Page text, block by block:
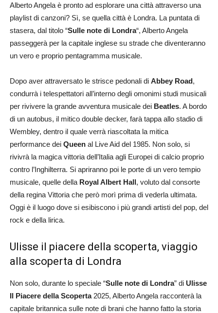
Alberto Angela è pronto ad esplorare una città attraverso una
playlist di canzoni? Sì, se quella città è Londra. La puntata di
stasera, dal titolo “Sulle note di Londra“, Alberto Angela
passeggerà per la capitale inglese su strade che diventeranno
un vero e proprio pentagramma musicale.
Dopo aver attraversato le strisce pedonali di Abbey Road,
condurrà i telespettatori all’interno degli omonimi studi musicali
per rivivere la grande avventura musicale dei Beatles. A bordo
di un autobus, il mitico double decker, farà tappa allo stadio di
Wembley, dentro il quale verrà riascoltata la mitica
performance dei Queen al Live Aid del 1985. Non solo, si
rivivrà la magica vittoria dell’Italia agli Europei di calcio proprio
contro l’Inghilterra. Si apriranno poi le porte di un vero tempio
musicale, quelle della Royal Albert Hall, voluto dal consorte
della regina Vittoria che però morì prima di vederla ultimata.
Oggi è il luogo dove si esibiscono i più grandi artisti del pop, del
rock e della lirica.
Ulisse il piacere della scoperta, viaggio
alla scoperta di Londra
Non solo, durante lo speciale “Sulle note di Londra” di Ulisse
Il Piacere della Scoperta2025, Alberto Angela racconterà la
capitale britannica sulle note di brani che hanno fatto la storia